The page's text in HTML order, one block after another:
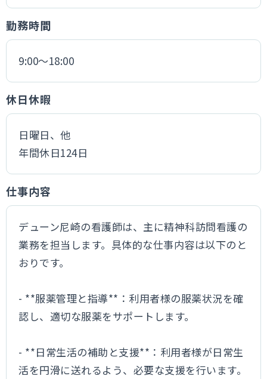
勤務時間
9:00～18:00
休日休暇
日曜日、他
年間休日124日
仕事内容
デューン尼崎の看護師は、主に精神科訪問看護の
業務を担当します。具体的な仕事内容は以下のと
おりです。
- **服薬管理と指導**：利用者様の服薬状況を確
認し、適切な服薬をサポートします。
- **日常生活の補助と支援**：利用者様が日常生
活を円滑に送れるよう、必要な支援を行います。